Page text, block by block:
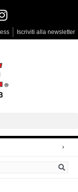
Iscriviti alla newsletter